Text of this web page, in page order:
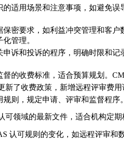
的适用场景和注意事项，如避免
保密要求，如利益冲突管理和客
管理。
申诉和投诉的程序，明确时限和
的收费标准，适合预算规划。
新了收费政策，新增远程评审费
规则，规定申请、评审和监督程序
可领域的最新文件，适合机构定
认可规则的变化，如远程评审